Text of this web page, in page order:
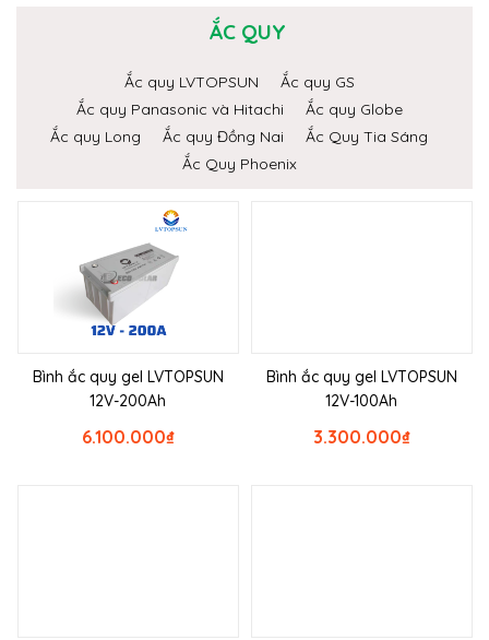
ẮC QUY
Ắc quy LVTOPSUN
Ắc quy GS
Ắc quy Panasonic và Hitachi
Ắc quy Globe
Ắc quy Long
Ắc quy Đồng Nai
Ắc Quy Tia Sáng
Ắc Quy Phoenix
Bình ắc quy gel LVTOPSUN
12V-200Ah
₫
6.100.000
Bình ắc quy gel LVTOPSUN
12V-100Ah
₫
3.300.000